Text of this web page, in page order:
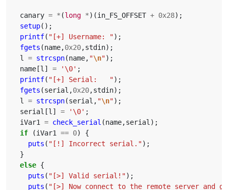
canary = * (long *)(in_FS_OFFSET + 0x28);
setup();
printf( "[+] Username: ");
fgets (name,0x20,stdin);
l = strcspn(name, "\n");
name [l] = '\0' ;
printf( "[+] Serial:   ");
fgets (serial ,0x20,stdin);
l = strcspn(serial , "\n");
serial [l] = '\0' ;
iVar1 = check_serial (name,serial);
if
(iVar1 == 0)
{
puts ( "[!] Incorrect serial.");
}
else {
puts ( "[>] Valid serial!");
puts ( "[>] Now connect to the remote server and